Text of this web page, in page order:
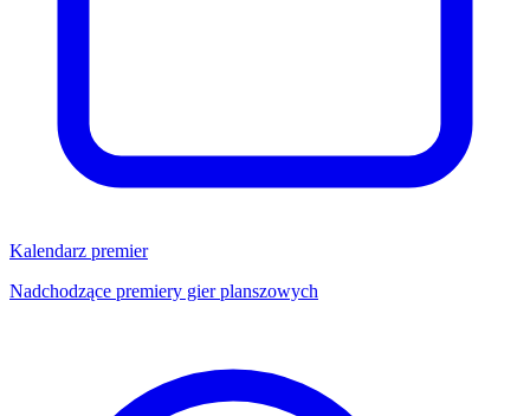
Kalendarz premier
Nadchodzące premiery gier planszowych